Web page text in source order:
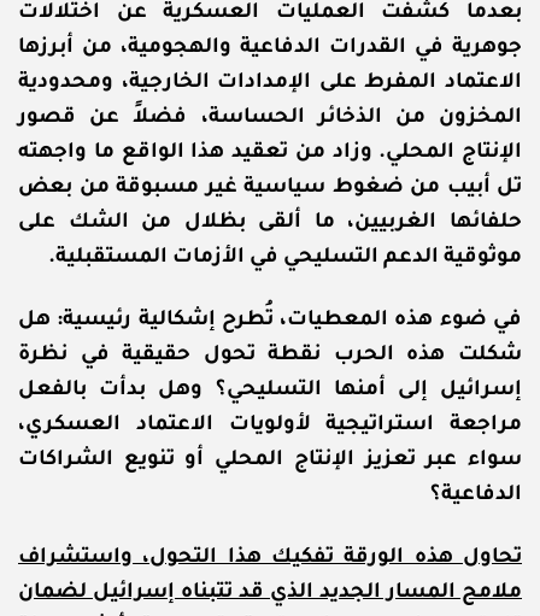
بعدما كشفت العمليات العسكرية عن اختلالات
جوهرية في القدرات الدفاعية والهجومية، من أبرزها
الاعتماد المفرط على الإمدادات الخارجية، ومحدودية
المخزون من الذخائر الحساسة، فضلاً عن قصور
الإنتاج المحلي. وزاد من تعقيد هذا الواقع ما واجهته
تل أبيب من ضغوط سياسية غير مسبوقة من بعض
حلفائها الغربيين، ما ألقى بظلال من الشك على
موثوقية الدعم التسليحي في الأزمات المستقبلية.
في ضوء هذه المعطيات، تُطرح إشكالية رئيسية: هل
شكلت هذه الحرب نقطة تحول حقيقية في نظرة
إسرائيل إلى أمنها التسليحي؟ وهل بدأت بالفعل
مراجعة استراتيجية لأولويات الاعتماد العسكري،
سواء عبر تعزيز الإنتاج المحلي أو تنويع الشراكات
الدفاعية؟
تحاول هذه الورقة تفكيك هذا التحول، واستشراف
ملامح المسار الجديد الذي قد تتبناه إسرائيل لضمان